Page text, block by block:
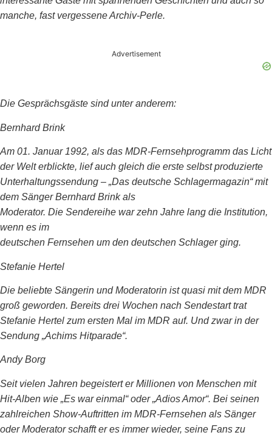
manche, fast vergessene Archiv-Perle.
Advertisement
Die Gesprächsgäste sind unter anderem:
Bernhard Brink
Am 01. Januar 1992, als das MDR-Fernsehprogramm das Licht
der Welt erblickte, lief auch gleich die erste selbst produzierte
Unterhaltungssendung – „Das deutsche Schlagermagazin“ mit
dem Sänger Bernhard Brink als
Moderator. Die Sendereihe war zehn Jahre lang die Institution,
wenn es im
deutschen Fernsehen um den deutschen Schlager ging.
Stefanie Hertel
Die beliebte Sängerin und Moderatorin ist quasi mit dem MDR
groß geworden. Bereits drei Wochen nach Sendestart trat
Stefanie Hertel zum ersten Mal im MDR auf. Und zwar in der
Sendung „Achims Hitparade“.
Andy Borg
Seit vielen Jahren begeistert er Millionen von Menschen mit
Hit-Alben wie „Es war einmal“ oder „Adios Amor“. Bei seinen
zahlreichen Show-Auftritten im MDR-Fernsehen als Sänger
oder Moderator schafft er es immer wieder, seine Fans zu